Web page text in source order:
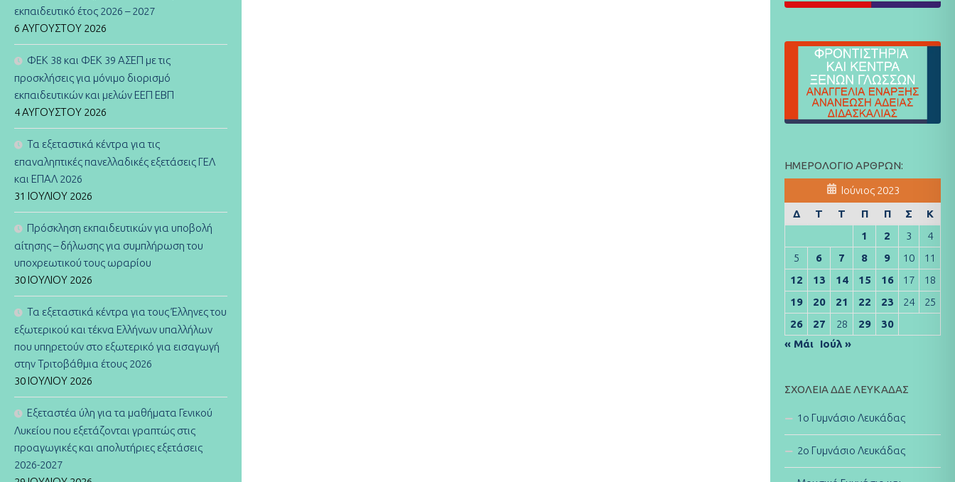
εκπαιδευτικό έτος 2026 – 2027
6 ΑΥΓΟΎΣΤΟΥ 2026
ΦΕΚ 38 και ΦΕΚ 39 ΑΣΕΠ με τις
προσκλήσεις για μόνιμο διορισμό
εκπαιδευτικών και μελών ΕΕΠ ΕΒΠ
4 ΑΥΓΟΎΣΤΟΥ 2026
Τα εξεταστικά κέντρα για τις
επαναληπτικές πανελλαδικές εξετάσεις ΓΕΛ
και ΕΠΑΛ 2026
31 ΙΟΥΛΊΟΥ 2026
Πρόσκληση εκπαιδευτικών για υποβολή
αίτησης – δήλωσης για συμπλήρωση του
υποχρεωτικού τους ωραρίου
30 ΙΟΥΛΊΟΥ 2026
Τα εξεταστικά κέντρα για τους Έλληνες του
εξωτερικού και τέκνα Ελλήνων υπαλλήλων
που υπηρετούν στο εξωτερικό για εισαγωγή
στην Τριτοβάθμια έτους 2026
30 ΙΟΥΛΊΟΥ 2026
Εξεταστέα ύλη για τα μαθήματα Γενικού
Λυκείου που εξετάζονται γραπτώς στις
προαγωγικές και απολυτήριες εξετάσεις
2026-2027
ΗΜΕΡΟΛΌΓΙΟ ΆΡΘΡΩΝ:
Ιούνιος 2023
Δ
Τ Τ Π Π Σ
Κ
1
2 3
4
5
6 7 8 9 10
11
12
13 14 15 16 17
18
19
20 21 22 23 24
25
26
27 28 29
30
« Μάι Ιούλ »
ΣΧΟΛΕΊΑ ΔΔΕ ΛΕΥΚΆΔΑΣ
1ο Γυμνάσιο Λευκάδας
2ο Γυμνάσιο Λευκάδας